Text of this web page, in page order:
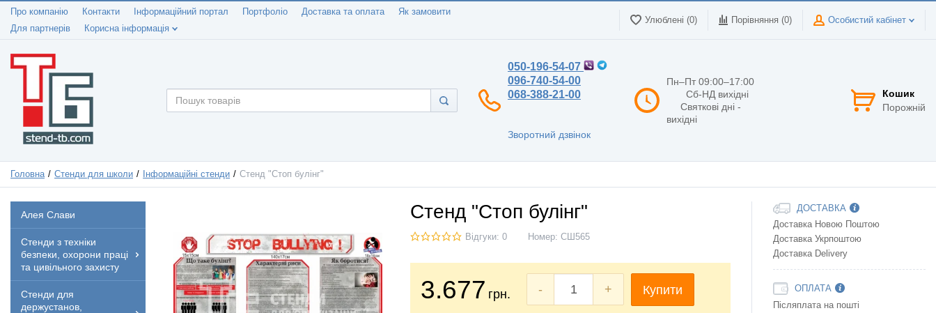
Про компанію Контакти Інформаційний портал Портфоліо Доставка та оплата
Як замовити
Для партнерів
Корисна інформація
Улюблені (0) Порівняння (0) Особистий кабінет
050-196-54-07
096-740-54-00
068-388-21-00
Зворотний дзвінок
Пн–Пт 09:00–17:00
Сб-НД вихідні
Святкові дні -
вихідні
Кошик
Порожній
Головна Стенди для школи Інформаційні стенди Стенд "Стоп булінг"
Алея Слави
Стенди з техніки
безпеки, охорони праці
та цивільного захисту
Стенди для
держустанов,
Стенд "Стоп булінг"
Відгуки: 0 Номер: СШ565
3.677 грн. - + Купити
ДОСТАВКА
Доставка Новою Поштою
Доставка Укрпоштою
Доставка Delivery
ОПЛАТА
Післяплата на пошті